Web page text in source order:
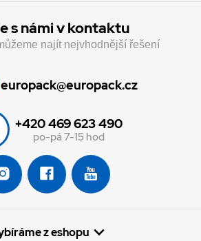
s námi v kontaktu
najít nejvhodnější řešení
europack@europack.cz
+420 469 623 490
po-pá 7-15 hod
z eshopu